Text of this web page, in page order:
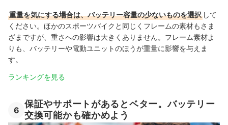
重量を気にする場合は、バッテリー容量の少ないものを選択 して
ください。ほかのスポーツバイクと同じくフレームの素材もさま
ざまですが、重さへの影響は大きくありません。フレーム素材よ
りも、バッテリーや電動ユニットのほうが重量に影響を与えま
す。
ランキングを見る
6
保証やサポートがあるとベター。バッテリー
交換可能かも確かめよう